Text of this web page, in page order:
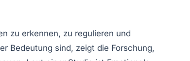
zu erkennen, zu regulieren und
Bedeutung sind, zeigt die Forschung,